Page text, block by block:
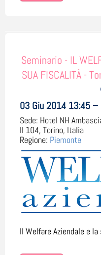
Seminario - IL
SUA FISCALITÀ -
03 Giu 2014 13:45 –
Sede: Hotel NH
II 104, Torino, Italia
Regione: Piemonte
Il Welfare Aziendale e